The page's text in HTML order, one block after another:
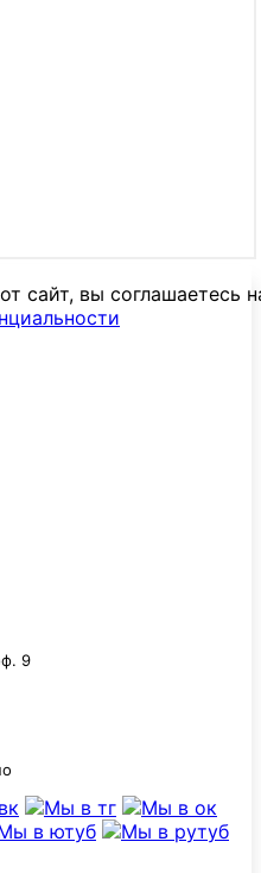
9
сайт, вы соглашаетесь